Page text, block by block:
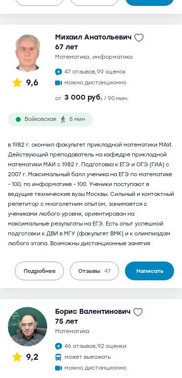
9,6
Михаил Анатольевич
67 лет
математика, информатика
47 отзывов,99 оценок
можно дистанционно
от 3 000 руб. / 90 мин.
Войковская 5 мин
в 1982 г. окончил факультет прикладной математики МАИ.
Действующий преподаватель на кафедре прикладной
математики МАИ с 1982 г. Подготовка к ЕГЭ и ОГЭ (ГИА) с
2007 г. Максимальный балл ученика на ЕГЭ по математике
- 100, по информатике - 100. Ученики поступают в
ведущие технические вузы Москвы. Сильный и контактный
репетитор с многолетним опытом, занимается с
учениками любого уровня, ориентирован на
максимальные результаты на ЕГЭ. Есть опыт успешной
подготовки к ДВИ в МГУ (факультет ВМК) и к олимпиадам
любого этапа. Возможны дистанционные занятия
Подробнее Отзывы 47 Написать
9,2
Борис Валентинович
75 лет
математика
46 отзывов,92 оценки
может выезжать
можно дистанционно